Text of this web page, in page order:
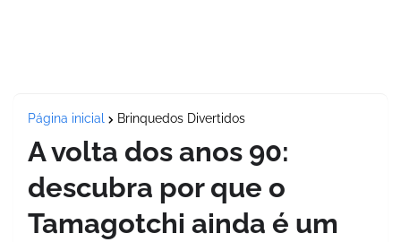
Página inicial Brinquedos Divertidos
A volta dos anos 90:
descubra por que o
Tamagotchi ainda é um